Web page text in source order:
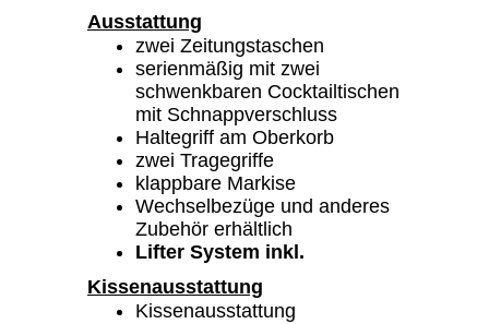
Ausstattung
zwei Zeitungstaschen
serienmäßig mit zwei
schwenkbaren Cocktailtischen
mit Schnappverschluss
Haltegriff am Oberkorb
zwei Tragegriffe
klappbare Markise
Wechselbezüge und anderes
Zubehör erhältlich
Lifter System inkl.
Kissenausstattung
Kissenausstattung